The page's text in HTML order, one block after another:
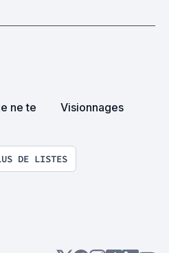
ne te
Visionnages
DE LISTES